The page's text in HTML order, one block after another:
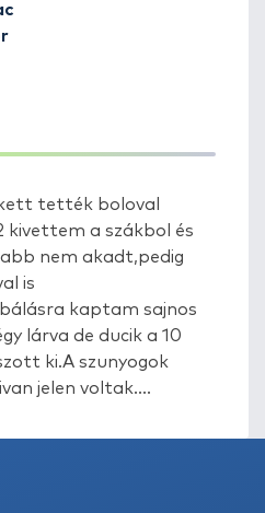
tették boloval
kivettem a szákbol és
nem akadt,pedig
is
kaptam sajnos
lárva de ducik a 10
ki.A szunyogok
jelen voltak....